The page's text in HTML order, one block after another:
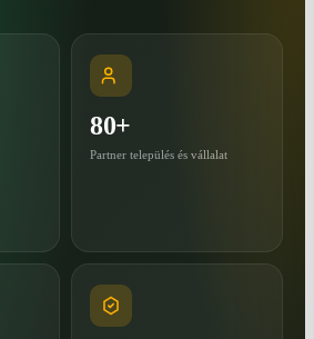
80+
Partner település és vállalat